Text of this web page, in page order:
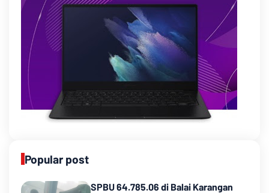
Popular post
SPBU 64.785.06 di Balai Karangan